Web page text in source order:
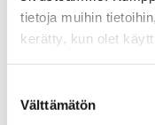
tietoja muihin
kerätty, kun olet
valinta
Välttämätön
osakekauppana
kohteena olevaa